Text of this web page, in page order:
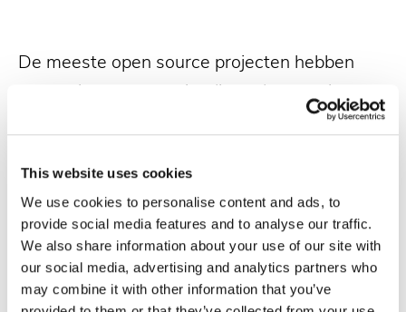
This website uses cookies
We use cookies to personalise content and ads, to
provide social media features and to analyse our traffic.
We also share information about your use of our site with
our social media, advertising and analytics partners who
may combine it with other information that you’ve
De meeste open source projecten hebben
een actieve community die ondersteuning
biedt en bijdraagt aan de ontwikkeling van de
gebruikt, kan het moeilijker zijn om hulp te
krijgen, omdat de focus van de community
vaak ligt op de nieuwste versies. Door
regelmatig te upgraden, blijf je binnen de
ondersteuningsstructuur van de community